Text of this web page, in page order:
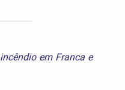
incêndio em Franca e